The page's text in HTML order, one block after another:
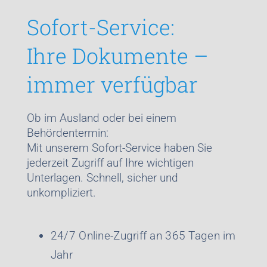
Sofort-Service:
Ihre Dokumente –
immer verfügbar
Ob im Ausland oder bei einem
Behördentermin:
Mit unserem Sofort-Service haben Sie
jederzeit Zugriff auf Ihre wichtigen
Unterlagen. Schnell, sicher und
unkompliziert.
24/7 Online-Zugriff an 365 Tagen im
Jahr